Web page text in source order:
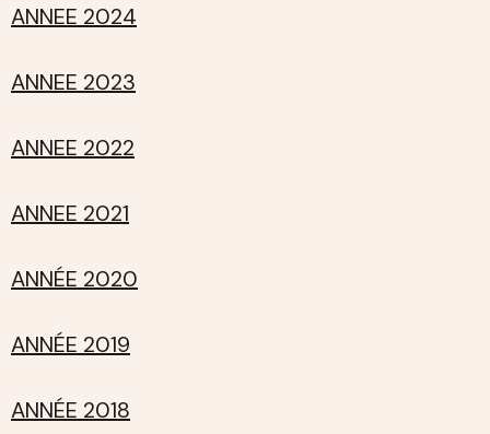
ANNEE 2024
ANNEE 2023
ANNEE 2022
ANNEE 2021
ANNÉE 2020
ANNÉE 2019
ANNÉE 2018